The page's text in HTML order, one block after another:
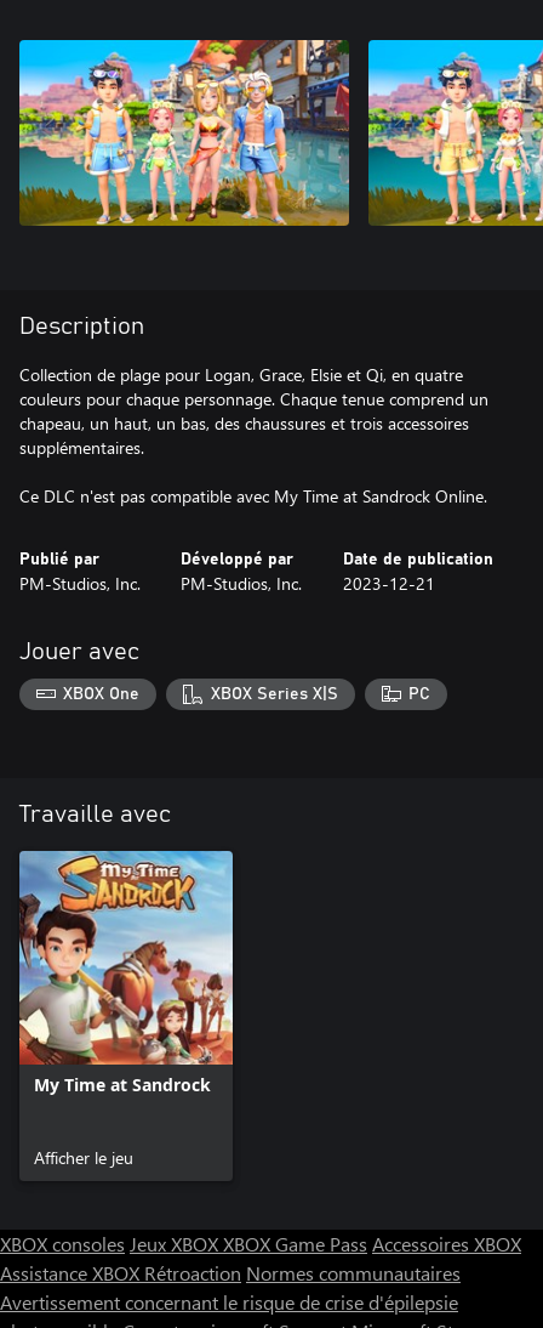
Description
Collection de plage pour Logan, Grace, Elsie et Qi, en quatre
couleurs pour chaque personnage. Chaque tenue comprend un
chapeau, un haut, un bas, des chaussures et trois accessoires
supplémentaires.
Ce DLC n'est pas compatible avec My Time at Sandrock Online.
Publié par
PM-Studios, Inc.
Développé par
PM-Studios, Inc.
Date de publication
2023-12-21
Jouer avec
XBOX One XBOX Series X|S PC
Travaille avec
My Time at Sandrock
Afficher le jeu
XBOX consoles Jeux XBOXXBOX Game Pass Accessoires XBOX
Assistance XBOX Rétroaction Normes communautaires
Avertissement concernant le risque de crise d'épilepsie